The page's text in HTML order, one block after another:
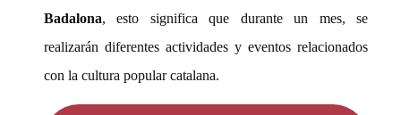
Badalona, esto significa que durante un mes, se
realizarán diferentes actividades y eventos relacionados
con la cultura popular catalana.